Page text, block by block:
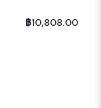
฿10,808.00